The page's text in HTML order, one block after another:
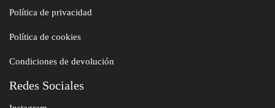
Política de privacidad
Política de cookies
Condiciones de devolución
Redes Sociales